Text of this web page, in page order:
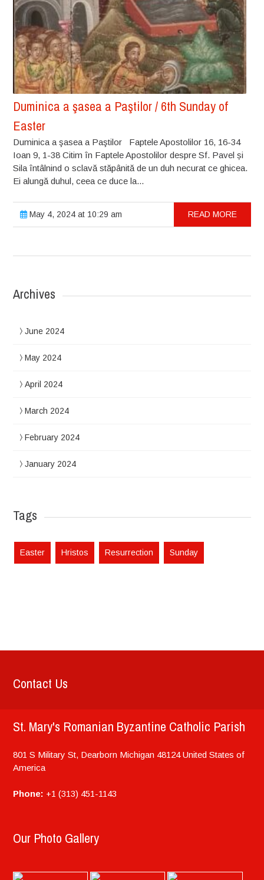
Duminica a şasea a Paştilor / 6th Sunday of
Easter
Duminica a şasea a Paştilor Faptele Apostolilor 16, 16-34
Ioan 9, 1-38 Citim în Faptele Apostolilor despre Sf. Pavel și
Sila întâlnind o sclavă stăpânită de un duh necurat ce ghicea.
Ei alungă duhul, ceea ce duce la...
May 4, 2024 at 10:29 am READ MORE
Archives
June 2024
May 2024
April 2024
March 2024
February 2024
January 2024
Tags
Easter Hristos Resurrection Sunday
Contact Us
St. Mary's Romanian Byzantine Catholic Parish
801 S Military St, Dearborn Michigan 48124 United States of
America
Phone: +1 (313) 451-1143
Our Photo Gallery